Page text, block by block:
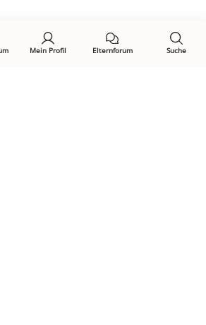
Mein Profil Elternforum Suche